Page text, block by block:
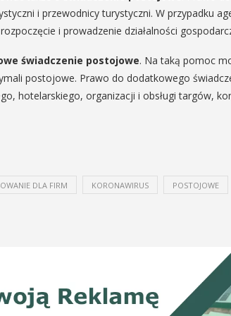
i przewodnicy turystyczni. W przypadku
i prowadzenie działalności
świadczenie postojowe. Na taką pomoc
postojowe. Prawo do dodatkowego
hotelarskiego, organizacji i obsługi targów,
DLA FIRM KORONAWIRUS POSTOJOWE
i
Niepodległości w Myślenicach
12